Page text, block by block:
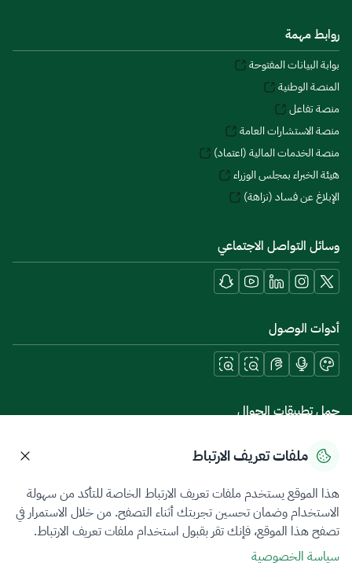
روابط مهمة
بوابة البيانات المفتوحة
المنصة الوطنية
منصة تفاعل
منصة الاستشارات العامة
منصة الخدمات المالية (اعتماد)
هيئة الخبراء بمجلس الوزراء
الإبلاغ عن فساد (نزاهة)
وسائل التواصل الاجتماعي
أدوات الوصول
حمل تطبيقات الجوال
سياسة الخصوصيةشروط الاستخدامخريطة الموقع
جميع الحقوق محفوظة 2026 © ZATCA.GOV.SA
تم تطويره وصيانته بواسطة هيئة الزكاة والضريبة والجمارك
ملفات تعريف الارتباط
هذا الموقع يستخدم ملفات تعريف الارتباط الخاصة للتأكد من سهولة
الاستخدام وضمان تحسين تجربتك أثناء التصفح. من خلال الاستمرار في
تصفح هذا الموقع، فإنك تقر بقبول استخدام ملفات تعريف الارتباط.
سياسة الخصوصية